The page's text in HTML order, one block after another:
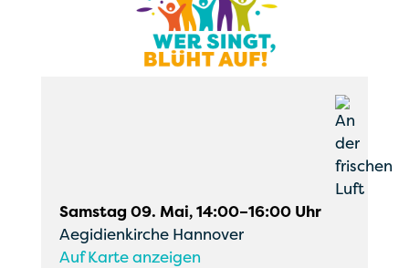
Samstag 09. Mai, 14:00–16:00 Uhr
Aegidienkirche Hannover
Auf Karte anzeigen